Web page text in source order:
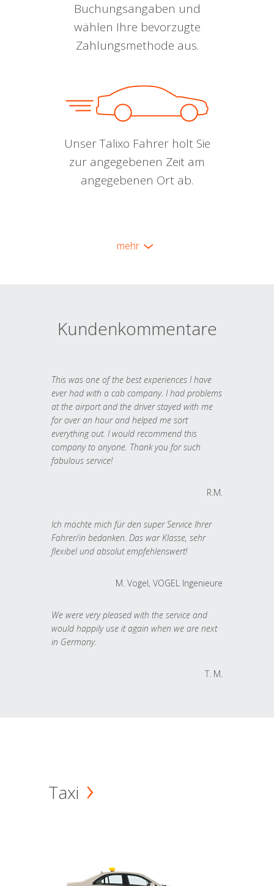
Buchungsangaben und
wählen Ihre bevorzugte
Zahlungsmethode aus.
Unser Talixo Fahrer holt Sie
zur angegebenen Zeit am
angegebenen Ort ab.
mehr
Kundenkommentare
This was one of the best experiences I have
ever had with a cab company. I had problems
at the airport and the driver stayed with me
for over an hour and helped me sort
everything out. I would recommend this
company to anyone. Thank you for such
fabulous service!
R.M.
Ich möchte mich für den super Service Ihrer
Fahrer/in bedanken. Das war Klasse, sehr
flexibel und absolut empfehlenswert!
M. Vogel, VOGEL Ingenieure
We were very pleased with the service and
would happily use it again when we are next
in Germany.
T. M.
Taxi